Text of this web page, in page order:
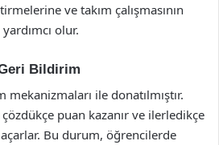
ve takım çalışmasının
olur.
Bildirim
ile donatılmıştır.
puan kazanır ve ilerledikçe
Bu durum, öğrencilerde